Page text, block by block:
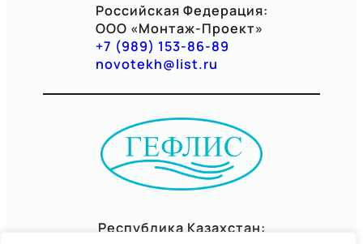
Российская Федерация:
ООО «Монтаж-Проект»
+7 (989) 153-86-89
novotekh@list.ru
Республика Казахстан: